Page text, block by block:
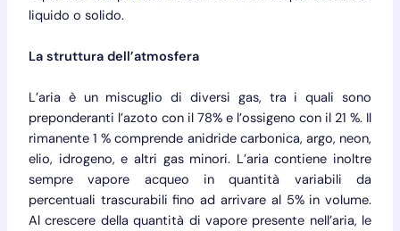
liquido o solido.
La struttura dell’atmosfera
L’aria è un miscuglio di diversi gas, tra i quali sono
preponderanti l’azoto con il 78% e l’ossigeno con il 21 %. Il
rimanente 1 % comprende anidride carbonica, argo, neon,
elio, idrogeno, e altri gas minori. L’aria contiene inoltre
sempre vapore acqueo in quantità variabili da
percentuali trascurabili fino ad arrivare al 5% in volume.
Al crescere della quantità di vapore presente nell’aria, le